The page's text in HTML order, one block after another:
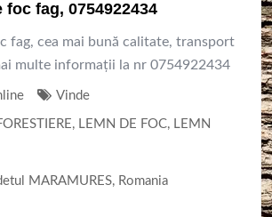
foc fag, 0754922434
fag, cea mai bună calitate, transport
multe informații la nr 0754922434
Vinde
, LEMN DE FOC, LEMN
MARAMURES, Romania